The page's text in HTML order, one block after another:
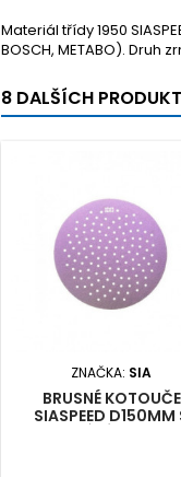
Materiál třídy 1950
BOSCH, METABO).
8 DALŠÍCH
ZNAČKA: SIA
BRUSNÉ KOTOUČE
SIASPEED D150MM